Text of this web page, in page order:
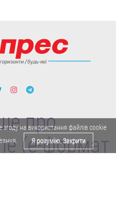
про
(e-формат
на використання файлів cookie
Я розумію. Закрити